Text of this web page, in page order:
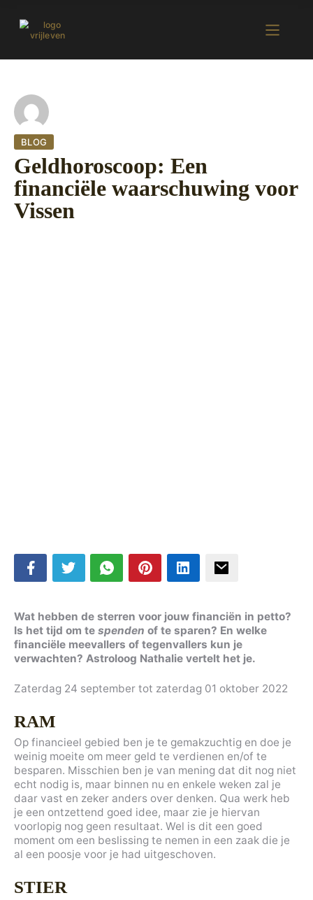
BLOG
Geldhoroscoop: Een
financiële waarschuwing voor
Vissen
Wat hebben de sterren voor jouw financiën in petto?
Is het tijd om te spenden of te sparen? En welke
financiële meevallers of tegenvallers kun je
verwachten? Astroloog Nathalie vertelt het je.
Zaterdag 24 september tot zaterdag 01 oktober 2022
RAM
Op financieel gebied ben je te gemakzuchtig en doe je
weinig moeite om meer geld te verdienen en/of te
besparen. Misschien ben je van mening dat dit nog niet
echt nodig is, maar binnen nu en enkele weken zal je
daar vast en zeker anders over denken. Qua werk heb
je een ontzettend goed idee, maar zie je hiervan
voorlopig nog geen resultaat. Wel is dit een goed
moment om een beslissing te nemen in een zaak die je
al een poosje voor je had uitgeschoven.
STIER